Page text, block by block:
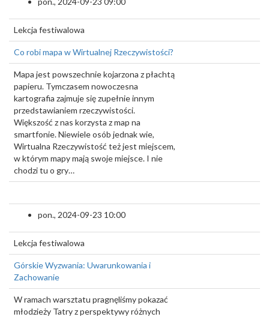
Lekcja festiwalowa
Co robi mapa w Wirtualnej Rzeczywistości?
Mapa jest powszechnie kojarzona z płachtą
papieru. Tymczasem nowoczesna
kartografia zajmuje się zupełnie innym
przedstawianiem rzeczywistości.
Większość z nas korzysta z map na
smartfonie. Niewiele osób jednak wie,
Wirtualna Rzeczywistość też jest miejscem,
w którym mapy mają swoje miejsce. I nie
chodzi tu o gry…
pon., 2024-09-23 10:00
Lekcja festiwalowa
Górskie Wyzwania: Uwarunkowania i
Zachowanie
W ramach warsztatu pragnęliśmy pokazać
młodzieży Tatry z perspektywy różnych